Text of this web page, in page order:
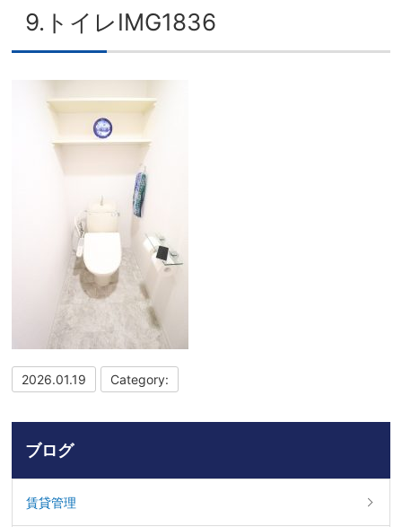
9.トイレIMG1836
2026.01.19 Category:
ブログ
賃貸管理